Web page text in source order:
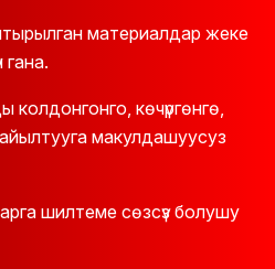
материалдар жеке
гана.
көчүргөнгө,
макулдашуусуз
шилтеме сөзсүз болушу